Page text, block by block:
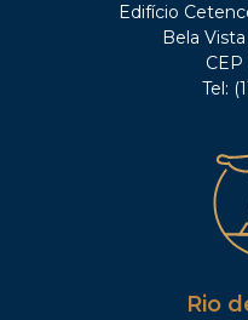
Edifício
Bela
CEP
Tel:
Rio